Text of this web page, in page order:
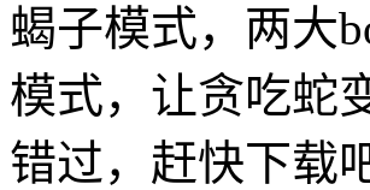
蝎子模式，两大
模式，让贪吃蛇
错过，赶快下载